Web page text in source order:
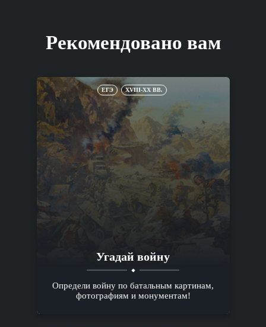
Рекомендовано вам
ЕГЭ XVIII-XX ВВ.
Угадай войну
Определи войну по батальным картинам,
фотографиям и монументам!